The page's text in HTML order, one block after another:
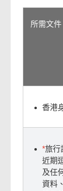
所需文件
香港
*旅行
近期
及任
資料